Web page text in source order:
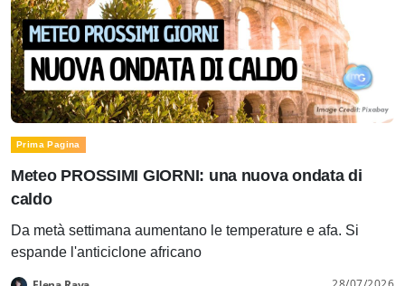
Prima Pagina
Meteo PROSSIMI GIORNI: una nuova ondata di
caldo
Da metà settimana aumentano le temperature e afa. Si
espande l'anticiclone africano